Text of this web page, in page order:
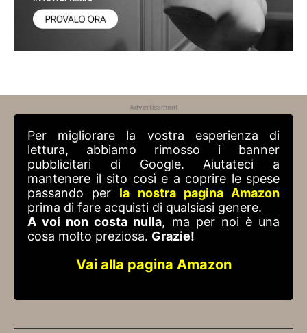
Advertisement
Per migliorare la vostra esperienza di
lettura, abbiamo rimosso i banner
pubblicitari di Google. Aiutateci a
mantenere il sito così e a coprire le spese
passando per la nostra pagina Amazon
prima di fare acquisti di qualsiasi genere.
A voi non costa nulla, ma per noi è una
cosa molto preziosa. Grazie!
Vai alla pagina Amazon